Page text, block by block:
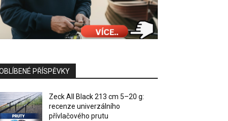
PŘÍSPĚVKY
Zeck All Black 213 cm 5–20 g:
recenze univerzálního
přívlačového prutu